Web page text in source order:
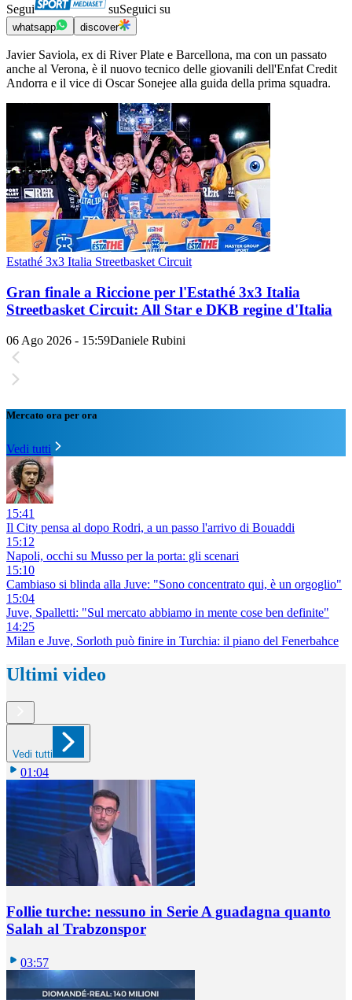
Segui suSeguici su
whatsapp discover
Javier Saviola, ex di River Plate e Barcellona, ma con un passato
anche al Verona, è il nuovo tecnico delle giovanili dell'Enfat Credit
Andorra e il vice di Oscar Sonejee alla guida della prima squadra.
Estathé 3x3 Italia Streetbasket Circuit
Gran finale a Riccione per l'Estathé 3x3 Italia
Streetbasket Circuit: All Star e DKB regine d'Italia
06 Ago 2026 - 15:59Daniele Rubini
Mercato ora per ora
Vedi tutti
15:41
Il City pensa al dopo Rodri, a un passo l'arrivo di Bouaddi
15:12
Napoli, occhi su Musso per la porta: gli scenari
15:10
Cambiaso si blinda alla Juve: "Sono concentrato qui, è un orgoglio"
15:04
Juve, Spalletti: "Sul mercato abbiamo in mente cose ben definite"
14:25
Milan e Juve, Sorloth può finire in Turchia: il piano del Fenerbahce
Ultimi video
Vedi tutti
01:04
Follie turche: nessuno in Serie A guadagna quanto
Salah al Trabzonspor
03:57